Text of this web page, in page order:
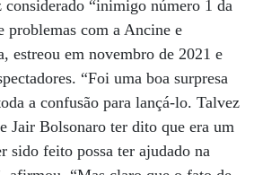
“inimigo número 1 da
problemas com a Ancine e
estreou em novembro de 2021 e
“Foi uma boa surpresa
a confusão para lançá-lo. Talvez
Jair Bolsonaro ter dito que era um
sido feito possa ter ajudado na